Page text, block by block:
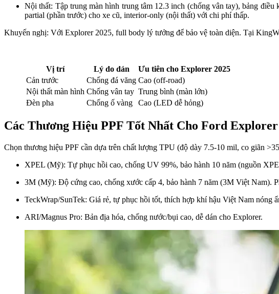
Nội thất: Tập trung màn hình trung tâm 12.3 inch (chống vân tay), bảng
partial (phần trước) cho xe cũ, interior-only (nội thất) với chi phí thấp.
Khuyến nghị: Với Explorer 2025, full body lý tưởng để bảo vệ toàn diện. Tại
Vị trí Lý do dán
Ưu tiên cho Explorer 2025
Cản trước
Chống đá văng Cao (off-road)
Nội thất màn hình Chống vân tay Trung bình (màn lớn)
Đèn pha
Chống ố vàng Cao (LED dễ hỏng)
Các Thương Hiệu PPF Tốt Nhất Cho Ford Explorer
Chọn thương hiệu PPF cần dựa trên chất lượng TPU (độ dày 7.5-10 mil, co giãn
XPEL (Mỹ): Tự phục hồi cao, chống UV 99%, bảo hành 10 năm (nguồn
3M (Mỹ): Độ cứng cao, chống xước cấp 4, bảo hành 7 năm (3M Việt Nam).
TeckWrap/SunTek: Giá rẻ, tự phục hồi tốt, thích hợp khí hậu Việt Nam nóng
ARI/Magnus Pro: Bản địa hóa, chống nước/bụi cao, dễ dán cho Explorer.